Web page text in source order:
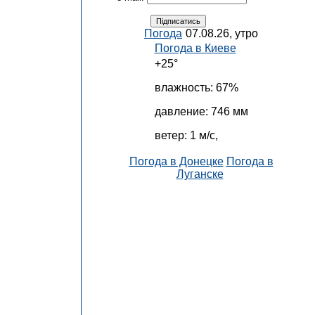
Погода 07.08.26, утро
Погода в Киеве
+25°
влажность: 67%
давление: 746 мм
ветер: 1 м/с,
Погода в Донецке Погода в
Луганске